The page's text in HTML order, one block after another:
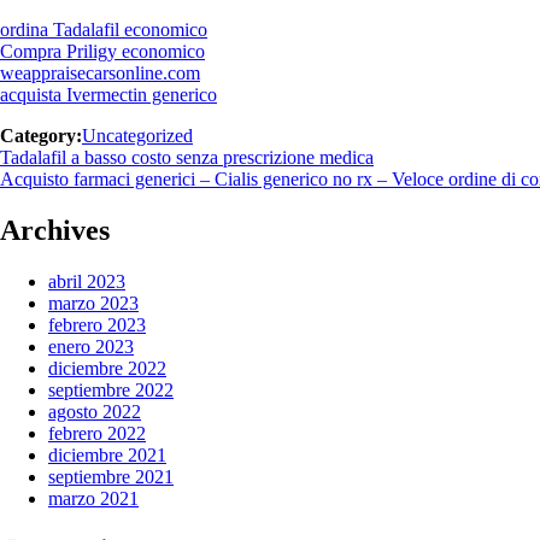
ordina Tadalafil economico
Compra Priligy economico
weappraisecarsonline.com
acquista Ivermectin generico
Category:Uncategorized
Navegación
de
entradas
Previous
post:
Tadalafil a basso costo senza prescrizione medica
Next
Acquisto farmaci generici – Cialis generico no rx – Veloce ordine di
Archives
abril 2023
marzo 2023
febrero 2023
enero 2023
diciembre 2022
septiembre 2022
agosto 2022
febrero 2022
diciembre 2021
septiembre 2021
marzo 2021